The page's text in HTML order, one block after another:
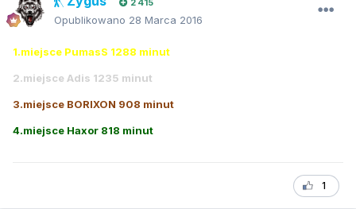
2 415
Opublikowano 28 Marca 2016
1.miejsce PumasS 1288 minut
2.miejsce Adis 1235 minut
3.miejsce BORIXON 908 minut
4.miejsce Haxor 818 minut
1